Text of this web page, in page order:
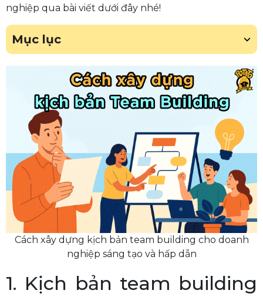
nghiệp qua bài viết dưới đây nhé!
Mục lục
Cách xây dựng kịch bản team building cho doanh
nghiệp sáng tạo và hấp dẫn
1. Kịch bản team building